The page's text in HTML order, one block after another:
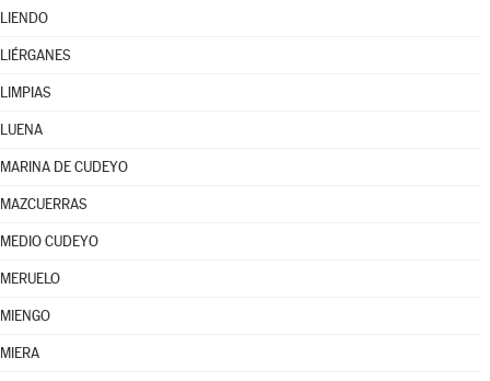
LIENDO
LIÉRGANES
LIMPIAS
LUENA
MARINA DE CUDEYO
MAZCUERRAS
MEDIO CUDEYO
MERUELO
MIENGO
MIERA